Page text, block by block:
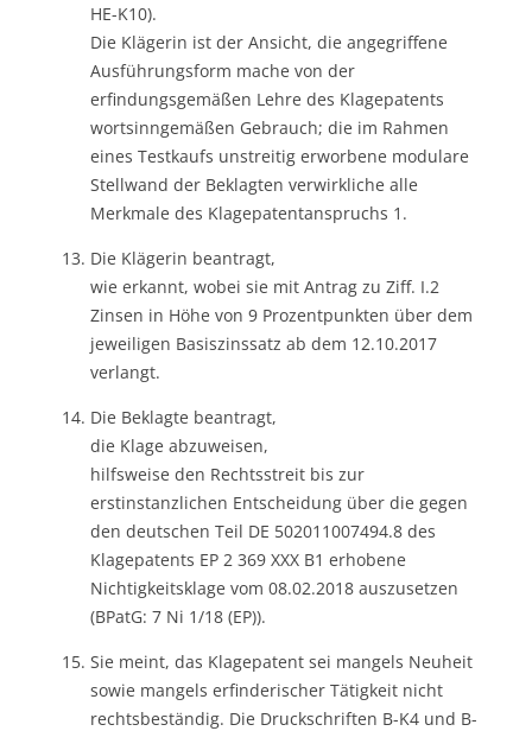
HE-K10).
Die Klägerin ist der Ansicht, die angegriffene
Ausführungsform mache von der
erfindungsgemäßen Lehre des Klagepatents
wortsinngemäßen Gebrauch; die im Rahmen
eines Testkaufs unstreitig erworbene modulare
Stellwand der Beklagten verwirkliche alle
Merkmale des Klagepatentanspruchs 1.
Die Klägerin beantragt,
wie erkannt, wobei sie mit Antrag zu Ziff. I.2
Zinsen in Höhe von 9 Prozentpunkten über dem
jeweiligen Basiszinssatz ab dem 12.10.2017
verlangt.
Die Beklagte beantragt,
die Klage abzuweisen,
hilfsweise den Rechtsstreit bis zur
erstinstanzlichen Entscheidung über die gegen
den deutschen Teil DE 502011007494.8 des
Klagepatents EP 2 369 XXX B1 erhobene
Nichtigkeitsklage vom 08.02.2018 auszusetzen
(BPatG: 7 Ni 1/18 (EP)).
Sie meint, das Klagepatent sei mangels Neuheit
sowie mangels erfinderischer Tätigkeit nicht
rechtsbeständig. Die Druckschriften B-K4 und B-